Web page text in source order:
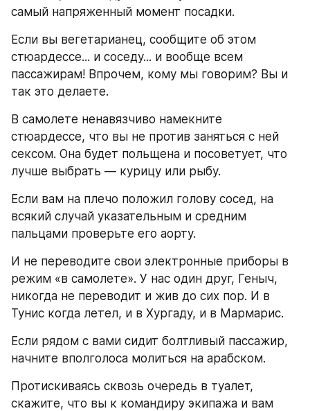
самый напряженный момент посадки.
Если вы вегетарианец, сообщите об этом
стюардессе... и соседу... и вообще всем
пассажирам! Впрочем, кому мы говорим? Вы и
так это делаете.
В самолете ненавязчиво намекните
стюардессе, что вы не против заняться с ней
сексом. Она будет польщена и посоветует, что
лучше выбрать — курицу или рыбу.
Если вам на плечо положил голову сосед, на
всякий случай указательным и средним
пальцами проверьте его аорту.
И не переводите свои электронные приборы в
режим «в самолете». У нас один друг, Геныч,
никогда не переводит и жив до сих пор. И в
Тунис когда летел, и в Хургаду, и в Мармарис.
Если рядом с вами сидит болтливый пассажир,
начните вполголоса молиться на арабском.
Протискиваясь сквозь очередь в туалет,
скажите, что вы к командиру экипажа и вам